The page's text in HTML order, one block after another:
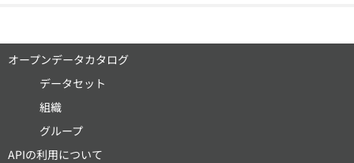
オープンデータカタログ
データセット
組織
グループ
APIの利用について